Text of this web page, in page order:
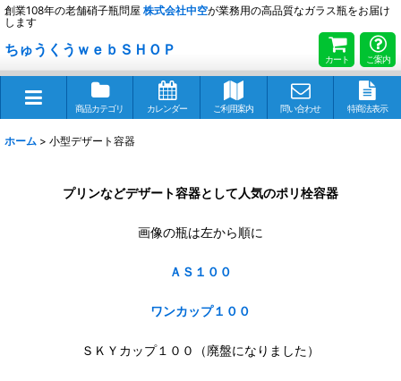
創業108年の老舗硝子瓶問屋 株式会社中空が業務用の高品質なガラス瓶をお届け
します
ちゅうくうｗｅｂＳＨＯＰ
カート ご案内
商品カテゴリ カレンダー ご利用案内 問い合わせ 特商法表示
ホーム > 小型デザート容器
プリンなどデザート容器として人気のポリ栓容器
画像の瓶は左から順に
ＡＳ１００
ワンカップ１００
ＳＫＹカップ１００（廃盤になりました）